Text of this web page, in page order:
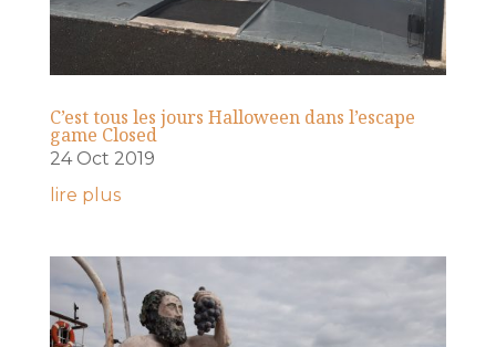
C’est tous les jours Halloween dans l’escape
game Closed
24 Oct 2019
lire plus